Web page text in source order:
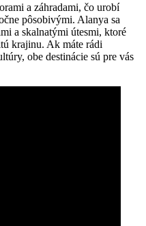
a záhradami, čo urobí
pôsobivými. Alanya sa
a skalnatými útesmi, ktoré
krajinu. Ak máte rádi
obe destinácie sú pre vás